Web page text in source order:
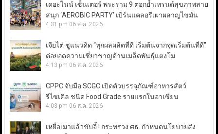
เดอะไนน์ เซ็นเตอร์ พระราม 9 ตอกย้ำเทรนด์สุขภาพสาย
สนุก ‘AEROBIC PARTY’ เบิร์นแคลอรีเผาผลาญไขมัน
4:31 pm 06 ส.ค. 2026
เจียไต๋ ชูแนวคิด “ทุกผลผลิตที่ดี เริ่มต้นจากจุดเริ่มต้นที่ดี”
ต่อยอดความเชี่ยวชาญด้านเมล็ดพันธุ์แตงโม
4:13 pm 06 ส.ค. 2026
CPPC จับมือ SCGC เปิดตัวบรรจุภัณฑ์อาหารสัตว์
รีไซเคิล ชนิด Food Grade รายแรกในอาเซียน
4:03 pm 06 ส.ค. 2026
เหยื่อเมาแล้วขับจี้ ! กระทรวง ศธ. กำหนดนโยบายส่ง